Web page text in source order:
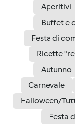
Aperitivi
Buffet e
Festa di
Ricette
Autunno
Carnevale
Halloween/
Festa